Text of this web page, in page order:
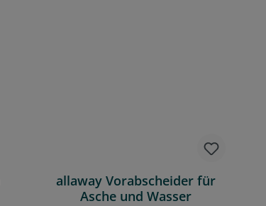
allaway Vorabscheider für
Asche und Wasser